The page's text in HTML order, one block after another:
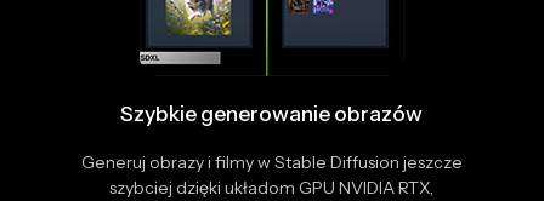
Szybkie generowanie obrazów
Generuj obrazy i filmy w Stable Diffusion jeszcze
szybciej dzięki układom GPU NVIDIA RTX,